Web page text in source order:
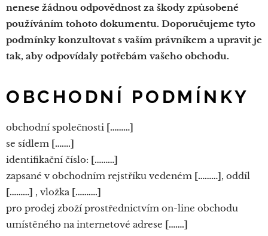
nenese žádnou odpovědnost za škody způsobené
používáním tohoto dokumentu. Doporučujeme tyto
podmínky konzultovat s vaším právníkem a upravit je
tak, aby odpovídaly potřebám vašeho obchodu.
OBCHODNÍ PODMÍNKY
obchodní společnosti [………]
se sídlem […….]
identifikační číslo: [………]
zapsané v obchodním rejstříku vedeném [………], oddíl
[………] , vložka [……….]
pro prodej zboží prostřednictvím on-line obchodu
umístěného na internetové adrese […….]